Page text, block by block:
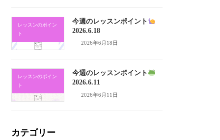
レッスンのポイン
ト
今週のレッスンポイント
2026.6.18
2026年6月18日
レッスンのポイン
ト
今週のレッスンポイント
2026.6.11
2026年6月11日
カテゴリー